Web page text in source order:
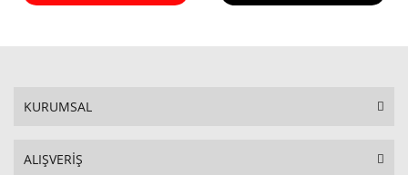
KURUMSAL
ALIŞVERİŞ